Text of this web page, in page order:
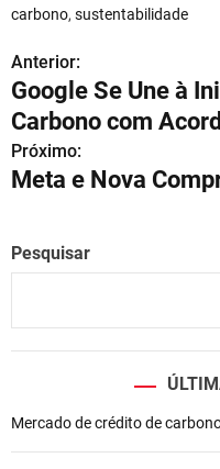
carbono, sustentabilidade
N
a
v
e
a
ã
d
Anterior:
Google Se Une à
Carbono com
Próximo:
Meta e Nova
Pesquisar
Mercado de crédito de